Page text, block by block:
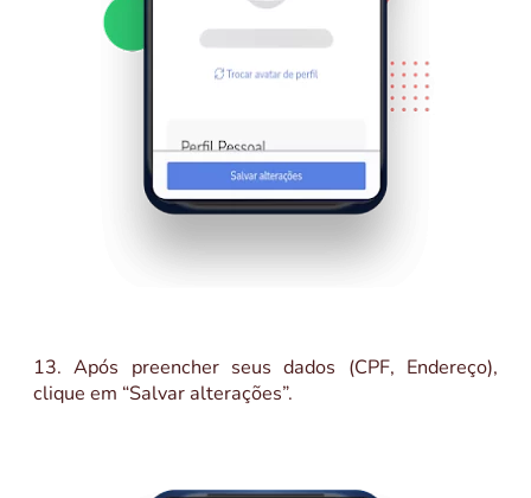
13. Após preencher seus dados (CPF, Endereço),
clique em “Salvar alterações”.